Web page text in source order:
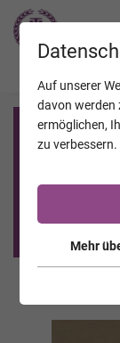
Sie sind
>>
Auf unserer
davon werden
ermöglichen,
zu verbessern.
Mehr
JAHRESTAGE